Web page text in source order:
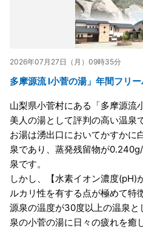
2026年07月27日（月）09時35分
多摩源流 l小菅の湯」年間フリ
山梨県小菅村にある「多摩源流
美人の湯として評判の高い温泉
お湯は湧出口においてかすかに
泉であり、蒸発残留物が
泉です。
しかし、【水素イオン濃度(pH)
ルカリ性を有する点が極めて特
源泉の温度が30度以上の温泉
泉の小菅の湯に日々の疲れを癒